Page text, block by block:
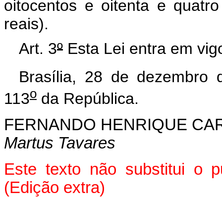
oitocentos e oitenta e
reais).
Art. 3º Esta Lei entra em
Brasília, 28 de dezembro
113o da República.
FERNANDO HENRIQUE
Martus Tavares
Este texto não substitui o
(Edição extra)